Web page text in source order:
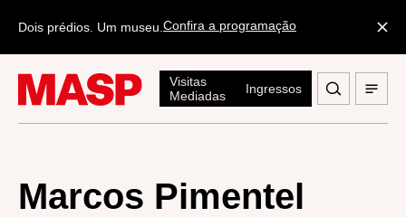
Dois prédios. Um museu. Confira a programação
Visitas
Mediadas
Ingressos
Marcos Pimentel